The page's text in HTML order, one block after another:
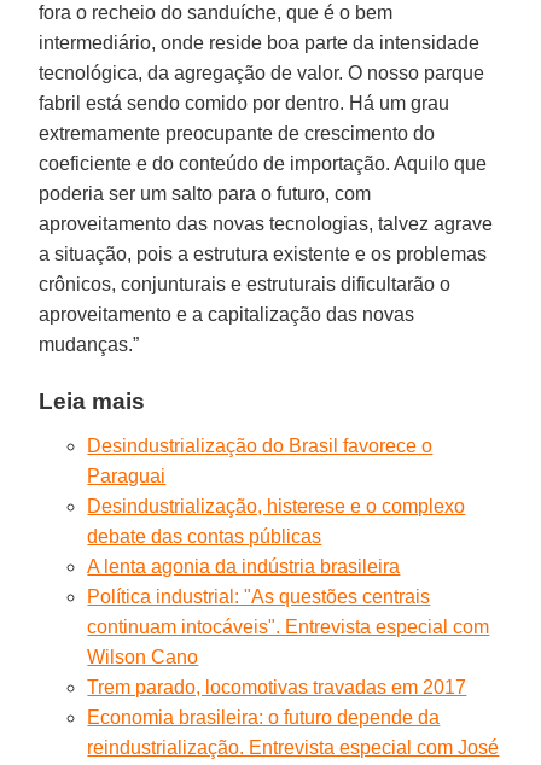
fora o recheio do sanduíche, que é o bem
intermediário, onde reside boa parte da intensidade
tecnológica, da agregação de valor. O nosso parque
fabril está sendo comido por dentro. Há um grau
extremamente preocupante de crescimento do
coeficiente e do conteúdo de importação. Aquilo que
poderia ser um salto para o futuro, com
aproveitamento das novas tecnologias, talvez agrave
a situação, pois a estrutura existente e os problemas
crônicos, conjunturais e estruturais dificultarão o
aproveitamento e a capitalização das novas
mudanças.”
Leia mais
Desindustrialização do Brasil favorece o
Paraguai
Desindustrialização, histerese e o complexo
debate das contas públicas
A lenta agonia da indústria brasileira
Política industrial: "As questões centrais
continuam intocáveis". Entrevista especial com
Wilson Cano
Trem parado, locomotivas travadas em 2017
Economia brasileira: o futuro depende da
reindustrialização. Entrevista especial com José